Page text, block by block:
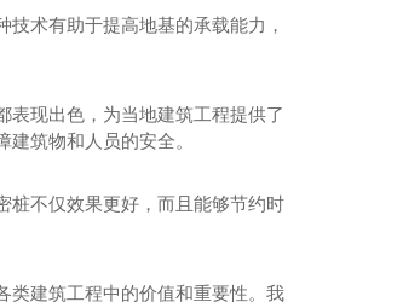
术有助于提高地基的承载能力，
表现出色，为当地建筑工程提供了
筑物和人员的安全。
桩不仅效果更好，而且能够节约时
类建筑工程中的价值和重要性。我